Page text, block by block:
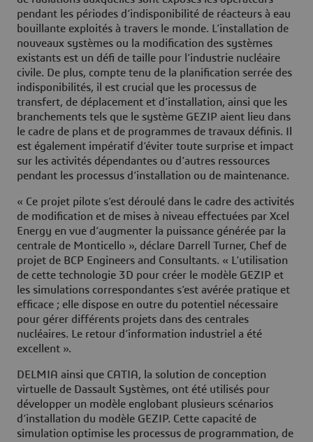
pendant les périodes d’indisponibilité de réacteurs à eau
bouillante exploités à travers le monde. L’installation de
nouveaux systèmes ou la modification des systèmes
existants est un défi de taille pour l’industrie nucléaire
civile. De plus, compte tenu de la planification serrée des
indisponibilités, il est crucial que les processus de
transfert, de déplacement et d’installation, ainsi que les
branchements tels que le système GEZIP aient lieu dans
le cadre de plans et de programmes de travaux définis. Il
est également impératif d’éviter toute surprise et impact
sur les activités dépendantes ou d’autres ressources
pendant les processus d’installation ou de maintenance.
« Ce projet pilote s’est déroulé dans le cadre des activités
de modification et de mises à niveau effectuées par Xcel
Energy en vue d’augmenter la puissance générée par la
centrale de Monticello », déclare Darrell Turner, Chef de
projet de BCP Engineers and Consultants. « L’utilisation
de cette technologie 3D pour créer le modèle GEZIP et
les simulations correspondantes s’est avérée pratique et
efficace ; elle dispose en outre du potentiel nécessaire
pour gérer différents projets dans des centrales
nucléaires. Le retour d’information industriel a été
excellent ».
DELMIA ainsi que CATIA, la solution de conception
virtuelle de Dassault Systèmes, ont été utilisés pour
développer un modèle englobant plusieurs scénarios
d’installation du modèle GEZIP. Cette capacité de
simulation optimise les processus de programmation, de